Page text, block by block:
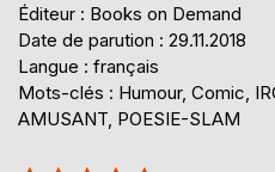
Éditeur : Books on Demand
Date de parution : 29.11.2018
Langue : français
Mots-clés : Humour, Comic,
AMUSANT, POESIE-SLAM